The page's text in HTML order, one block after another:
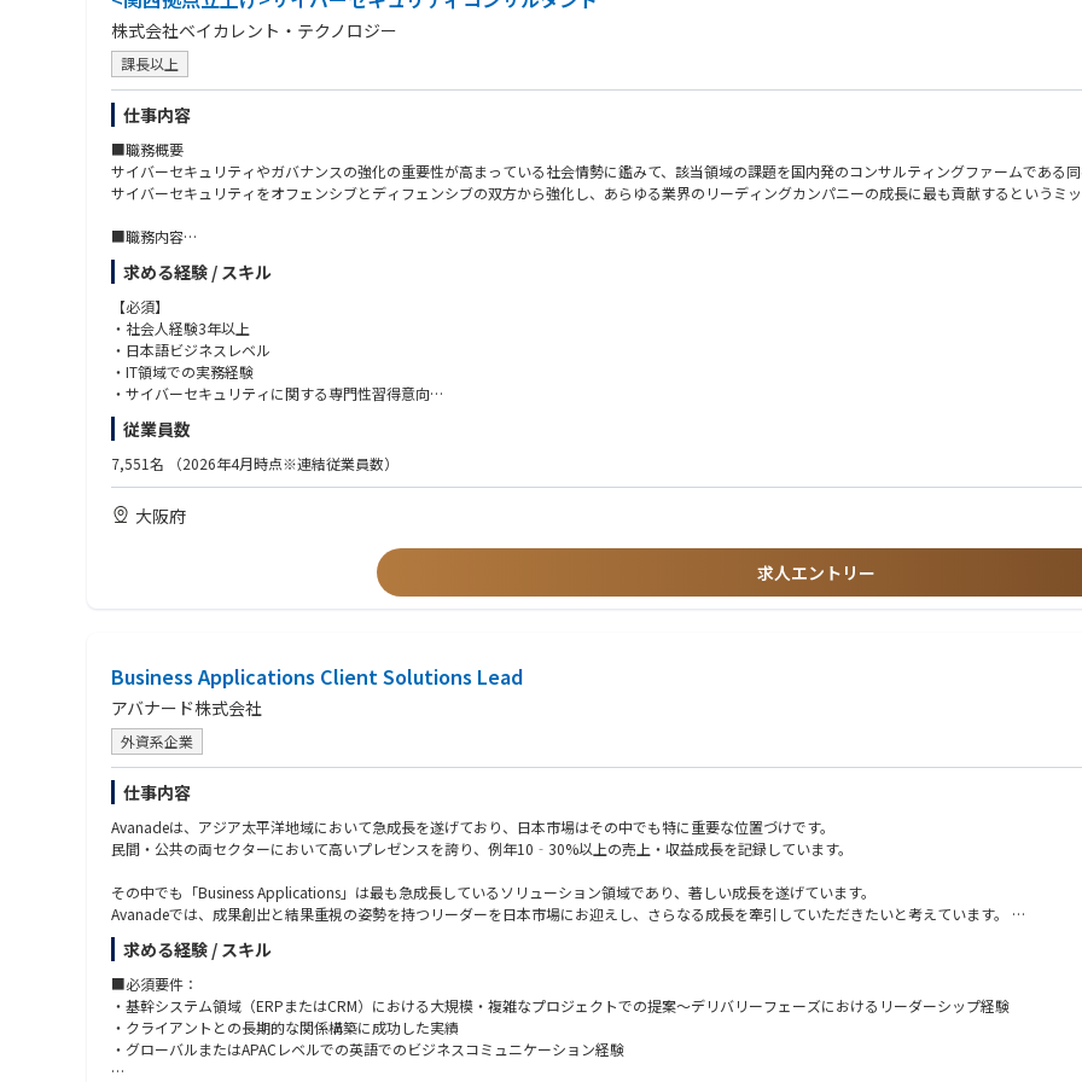
株式会社ベイカレント・テクノロジー
課長以上
仕事内容
■職務概要
サイバーセキュリティやガバナンスの強化の重要性が高まっている社会情勢に鑑みて、該当領域の課題を国内発のコンサルティングファームである
サイバーセキュリティをオフェンシブとディフェンシブの双方から強化し、あらゆる業界のリーディングカンパニーの成長に最も貢献するというミ
■職務内容
クライアントが直面する、サイバーセキュリティに関するリスクの把握から戦略構築、実行支援までのご支援を一気通貫で行っていただきます。
■プロジェクト事例
リスク把握・評価：セキュリティ・リスクアセスメント、セキュリティリスクの可視化、脆弱性診断・ペネトレーションテスト・TLTP実施 等
セキュリティ戦略立案： セキュリティ高度化施策の企画、戦略実現ロードマップの策定 等
セキュリティ強化・運用・改善支援：セキュリティガバナンス強化、レッドチーム演習の実行、IR/CSIRT/SOC運用、ネットワーク・クラウド・OS・
【現状の課題】
・攻撃の高度化・産業化：ランサムウェアやサプライチェーン攻撃、生成AIの悪用により攻撃は低コスト・高頻度化。単体製品では限界があり、侵入
・クラウド前提で統制が不足：境界型防御だけでは不十分となり、ID/権限、ログ、設定不備を起点とするリスクが増大。技術とガバナンスの再設計が
・人材不足と運用疲弊：アラート過多、ツール乱立、属人化でSOC運用が疲弊。プロセス・自動化・組織設計を含む運用モデル刷新が急務。
・侵入前提のレジリエンス設計：防御に加え、侵害時の判断・復旧・再発防止までをBCP/DRと統合。
求める経験 / スキル
【必須】
・社会人経験3年以上
・日本語ビジネスレベル
・IT領域での実務経験
・サイバーセキュリティに関する専門性習得意向
【歓迎】
・EH/CISSP/OSCP/OSWE/CRTO/GPEN/CCSP/
・CISA/CISM/CRISC 等情報セキュリティやITリスクマネジメントに関する資格保有
・サイバーセキュリティ戦略・ポリシー策定やガバナンス体制整備の支援経験
・セキュリティ製品の導入・運用経験、CSIRT/SOC業務の経験
従業員数
7,551名 （2026年4月時点※連結従業員数）
大阪府
求人エントリー
Business Applications Client Solutions Lead
アバナード株式会社
外資系企業
仕事内容
Avanadeは、アジア太平洋地域において急成長を遂げており、日本市場はその中でも特に重要な位置づけです。
民間・公共の両セクターにおいて高いプレゼンスを誇り、例年10‐30%以上の売上・収益成長を記録しています。
その中でも「Business Applications」は最も急成長しているソリューション領域であり、著しい成長を遂げています。
Avanadeでは、成果創出と結果重視の姿勢を持つリーダーを日本市場にお迎えし、さらなる成長を牽引していただきたいと考えています。
本ポジションは、日本市場におけるBusiness Applications領域の統括責任者として、以下のソリューションを対象に事業戦略の策定・実行を担ってい
・Dynamics 365 CE（CRM）および関連アプリケーション
・Dynamics 365 F&O（ERP）
・Power Platform
日本市場の営業・収益・財務目標の達成に向けた戦略立案と実行、品質管理、クライアント満足度の向上をリードしていただきます。
求める経験 / スキル
■必須要件：
・基幹システム領域（ERPまたはCRM）における大規模・複雑なプロジェクトでの提案～デリバリーフェーズにおけるリーダーシップ経験
・クライアントとの長期的な関係構築に成功した実績
・グローバルまたはAPACレベルでの英語でのビジネスコミュニケーション経験